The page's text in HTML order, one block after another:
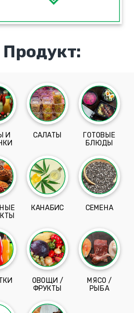
И
САЛАТЫ
ГОТОВЫЕ
БЛЮДЫ
КАНАБИС СЕМЕНА
ОВОЩИ /
ФРУКТЫ
МЯСО /
РЫБА